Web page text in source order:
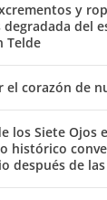
y
degradada del
Telde
el corazón de
los Siete Ojos
histórico
después de